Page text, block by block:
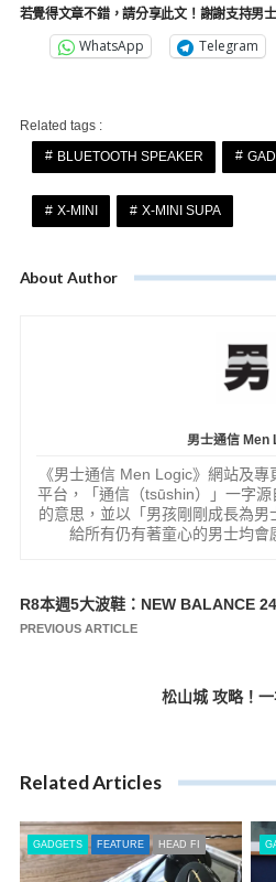
若覺得文章不錯，請分享此文！謝謝支持男
WhatsApp Telegram
Related tags :
BLUETOOTH SPEAKER
X-MINI X-MINI SUPA
About Author
男士通信 Men
《男士通信 Men Logic》網站及
平台，「通信（tsūshin）」一字
的意思，並以「男孩剛剛成長為
給所有仍有著童心的男士均會
文
R8本週5大波鞋：NEW BALANCE
PREVIOUS ARTICLE
松山城 攻略！
Related Articles
GADGETS FEATURE HEAD FI